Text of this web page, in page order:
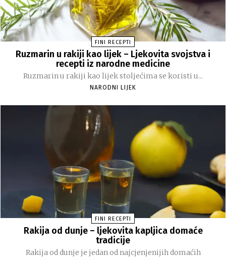
FINI RECEPTI
Ruzmarin u rakiji kao lijek – Ljekovita svojstva i
recepti iz narodne medicine
Ruzmarin u rakiji kao lijek stoljećima se koristi u...
NARODNI LIJEK
FINI RECEPTI
Rakija od dunje – ljekovita kapljica domaće
tradicije
Rakija od dunje je jedan od najcjenjenijih domaćih